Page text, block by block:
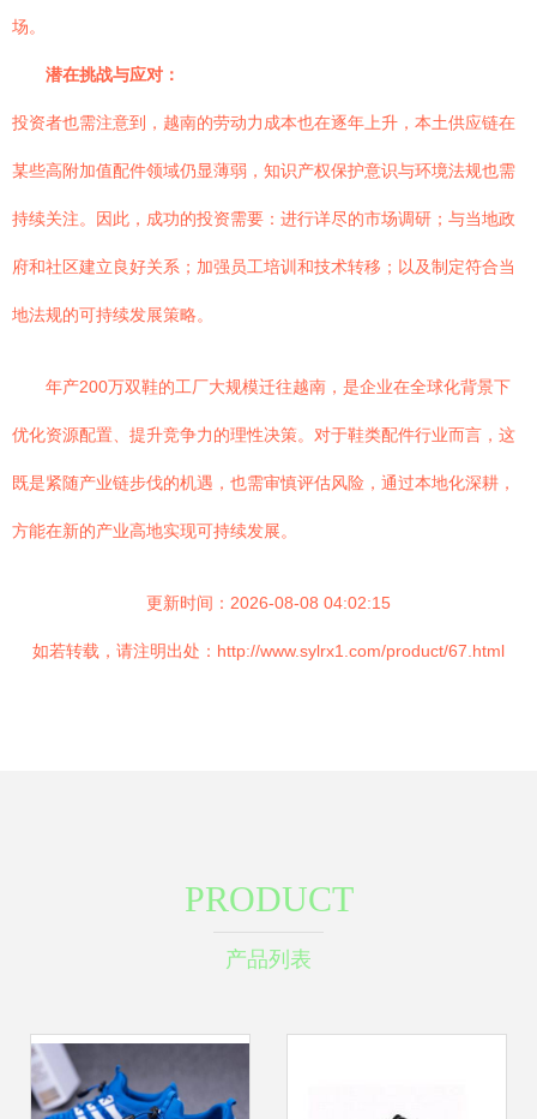
场。
潜在挑战与应对：
投资者也需注意到，越南的劳动力成本也在逐年上升，本土供应链在
某些高附加值配件领域仍显薄弱，知识产权保护意识与环境法规也需
持续关注。因此，成功的投资需要：进行详尽的市场调研；与当地政
府和社区建立良好关系；加强员工培训和技术转移；以及制定符合当
地法规的可持续发展策略。
年产200万双鞋的工厂大规模迁往越南，是企业在全球化背景下
优化资源配置、提升竞争力的理性决策。对于鞋类配件行业而言，这
既是紧随产业链步伐的机遇，也需审慎评估风险，通过本地化深耕，
方能在新的产业高地实现可持续发展。
更新时间：2026-08-08 04:02:15
如若转载，请注明出处：http://www.sylrx1.com/product/67.html
PRODUCT
产品列表